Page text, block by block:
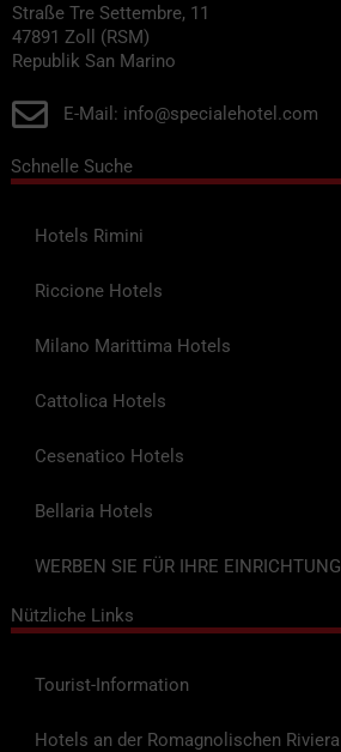
Straße Tre Settembre, 11
47891 Zoll (RSM)
Republik San Marino
E-Mail: info@specialehotel.com
Schnelle Suche
Hotels Rimini
Riccione Hotels
Milano Marittima Hotels
Cattolica Hotels
Cesenatico Hotels
Bellaria Hotels
WERBEN SIE FÜR IHRE EINRICHTUNG
Nützliche Links
Tourist-Information
Hotels an der Romagnolischen Riviera